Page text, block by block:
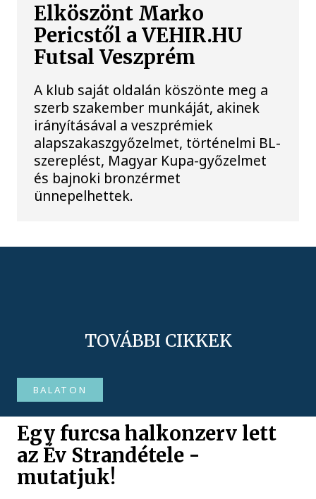
Elköszönt Marko
Pericstől a VEHIR.HU
Futsal Veszprém
A klub saját oldalán köszönte meg a
szerb szakember munkáját, akinek
irányításával a veszprémiek
alapszakaszgyőzelmet, történelmi BL-
szereplést, Magyar Kupa-győzelmet
és bajnoki bronzérmet
ünnepelhettek.
TOVÁBBI CIKKEK
BALATON
Egy furcsa halkonzerv lett
az Év Strandétele -
mutatjuk!